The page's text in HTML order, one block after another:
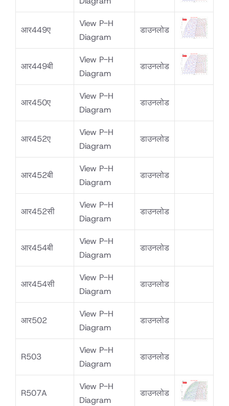
आर449ए
View P-H
Diagram
डाउनलोड
आर449बी
View P-H
Diagram
डाउनलोड
आर450ए
View P-H
Diagram
डाउनलोड
आर452ए
View P-H
Diagram
डाउनलोड
आर452बी
View P-H
Diagram
डाउनलोड
आर452सी
View P-H
Diagram
डाउनलोड
आर454बी
View P-H
Diagram
डाउनलोड
आर454सी
View P-H
Diagram
डाउनलोड
आर502
View P-H
Diagram
डाउनलोड
R503
View P-H
Diagram
डाउनलोड
R507A
View P-H
Diagram
डाउनलोड